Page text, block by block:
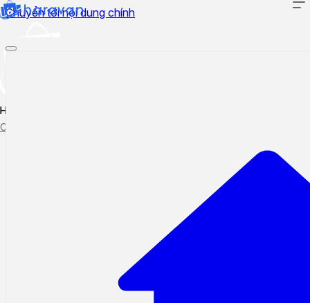
Chuyển tới nội dung chính
Hướng dẫn sử dụng
Cập nhật tính năng mới